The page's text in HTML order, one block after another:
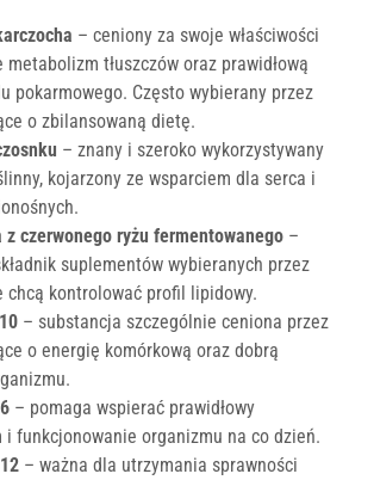
– ceniony za swoje właściwości
tłuszczów oraz prawidłową
pokarmowego. Często wybierany przez
o zbilansowaną dietę.
– znany i szeroko wykorzystywany
kojarzony ze wsparciem dla serca i
z czerwonego ryżu fermentowanego –
suplementów wybieranych przez
chcą kontrolować profil lipidowy.
– substancja szczególnie ceniona przez
o energię komórkową oraz dobrą
– pomaga wspierać prawidłowy
i funkcjonowanie organizmu na co dzień.
– ważna dla utrzymania sprawności